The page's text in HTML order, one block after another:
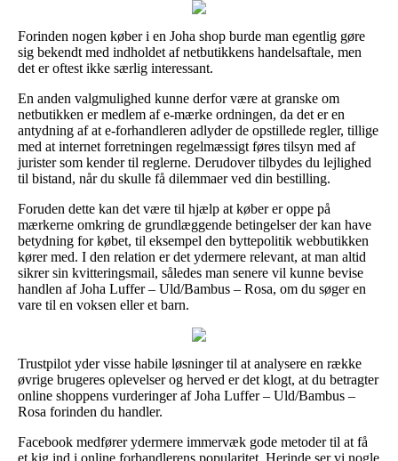
Forinden nogen køber i en Joha shop burde man egentlig gøre
sig bekendt med indholdet af netbutikkens handelsaftale, men
det er oftest ikke særlig interessant.
En anden valgmulighed kunne derfor være at granske om
netbutikken er medlem af e-mærke ordningen, da det er en
antydning af at e-forhandleren adlyder de opstillede regler, tillige
med at internet forretningen regelmæssigt føres tilsyn med af
jurister som kender til reglerne. Derudover tilbydes du lejlighed
til bistand, når du skulle få dilemmaer ved din bestilling.
Foruden dette kan det være til hjælp at køber er oppe på
mærkerne omkring de grundlæggende betingelser der kan have
betydning for købet, til eksempel den byttepolitik webbutikken
kører med. I den relation er det ydermere relevant, at man altid
sikrer sin kvitteringsmail, således man senere vil kunne bevise
handlen af Joha Luffer – Uld/Bambus – Rosa, om du søger en
vare til en voksen eller et barn.
Trustpilot yder visse habile løsninger til at analysere en række
øvrige brugeres oplevelser og herved er det klogt, at du betragter
online shoppens vurderinger af Joha Luffer – Uld/Bambus –
Rosa forinden du handler.
Facebook medfører ydermere immervæk gode metoder til at få
et kig ind i online forhandlerens popularitet. Herinde ser vi nogle